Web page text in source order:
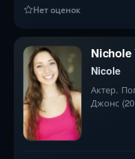
Нет оценок
Nichole
Nicole
Актер.
Джонс